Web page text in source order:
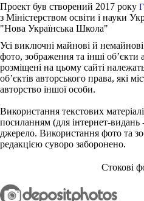
Проект був створений 2017 року
з Міністерством освіти і науки
"Нова Українська Школа"
Усі виключні майнові й
фото, зображення та інші об’єкти
розміщені на цьому сайті
об’єктів авторського права, які
авторство іншої особи.
Використання текстових
посиланням (для інтернет-видань
джерело. Використання фото та
редакцією суворо заборонено.
Стокові